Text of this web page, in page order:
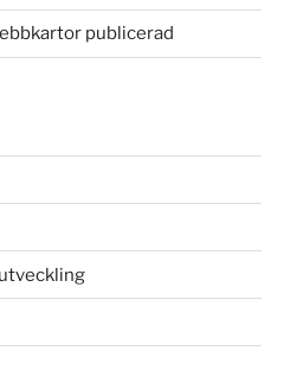
publicerad